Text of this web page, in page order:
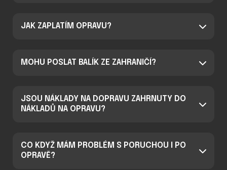
JAK ZAPLATÍM OPRAVU?
MOHU POSLAT BALÍK ZE ZAHRANIČÍ?
JSOU NÁKLADY NA DOPRAVU ZAHRNUTY DO
NÁKLADŮ NA OPRAVU?
CO KDYŽ MÁM PROBLÉM S PORUCHOU I PO
OPRAVĚ?